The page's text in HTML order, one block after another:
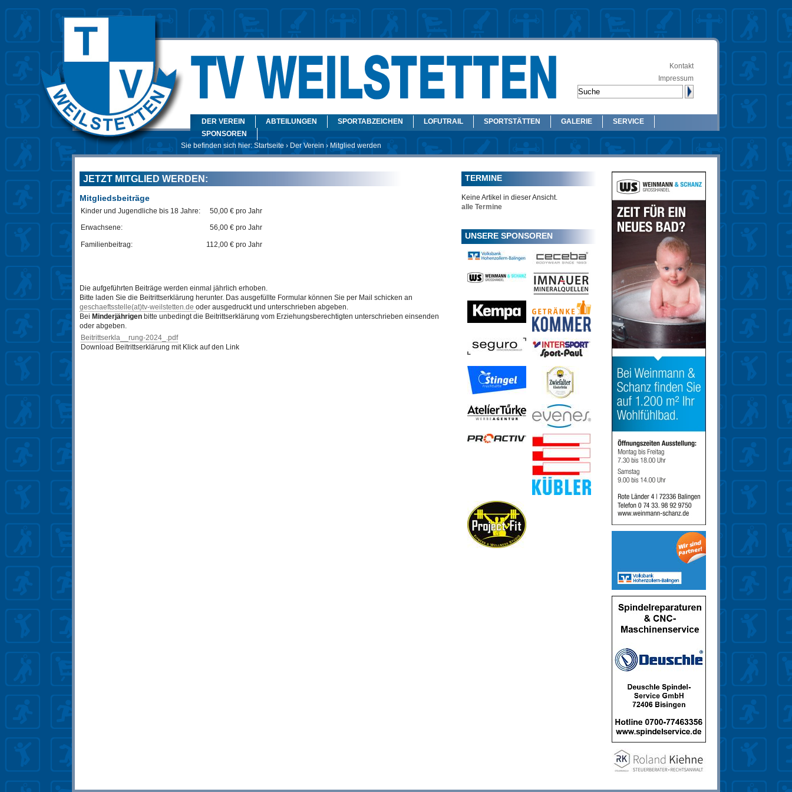
Kontakt
Impressum
DER VEREIN ABTEILUNGEN SPORTABZEICHEN LOFUTRAIL SPORTSTÄTTEN GALERIE
SERVICE
SPONSOREN
Sie befinden sich hier:Startseite › Der Verein › Mitglied werden
JETZT MITGLIED WERDEN:
Mitgliedsbeiträge
Kinder und Jugendliche bis 18 Jahre:
50,00 € pro Jahr
Erwachsene:
56,00 € pro Jahr
Familienbeitrag: 112,00 € pro Jahr
Die aufgeführten Beiträge werden einmal jährlich erhoben.
Bitte laden Sie die Beitrittserklärung herunter. Das ausgefüllte Formular können Sie per Mail schicken an
geschaeftsstelle(at)tv-weilstetten.de oder ausgedruckt und unterschrieben abgeben.
Bei Minderjährigen bitte unbedingt die Beitrittserklärung vom Erziehungsberechtigten unterschrieben einsenden
oder abgeben.
Beitrittserkla__rung-2024_.pdf
Download Beitrittserklärung mit Klick auf den Link
TERMINE
Keine Artikel in dieser Ansicht.
alle Termine
UNSERE SPONSOREN